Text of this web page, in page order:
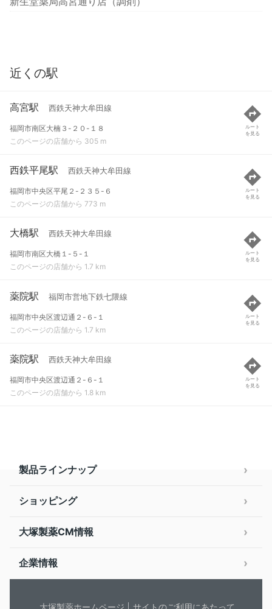
近くの駅
高宮駅 西鉄天神大牟田線
福岡市南区大楠３-２０-１８
このページの店舗から 305 m
ルート
を見る
西鉄平尾駅 西鉄天神大牟田線
福岡市中央区平尾２-２３５-６
このページの店舗から 773 m
ルート
を見る
大橋駅 西鉄天神大牟田線
福岡市南区大橋１-５-１
このページの店舗から 1.7 km
ルート
を見る
薬院駅 福岡市営地下鉄七隈線
福岡市中央区渡辺通２-６-１
このページの店舗から 1.7 km
ルート
を見る
薬院駅 西鉄天神大牟田線
福岡市中央区渡辺通２-６-１
このページの店舗から 1.8 km
ルート
を見る
製品ラインナップ
ショッピング
大塚製薬CM情報
企業情報